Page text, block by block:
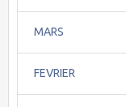
MARS
FEVRIER